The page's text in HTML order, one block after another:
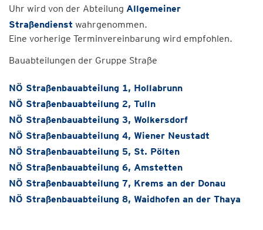
Uhr wird von der Abteilung Allgemeiner
Straßendienst wahrgenommen.
Eine vorherige Terminvereinbarung wird empfohlen.
Bauabteilungen der Gruppe Straße
NÖ Straßenbauabteilung 1, Hollabrunn
NÖ Straßenbauabteilung 2, Tulln
NÖ Straßenbauabteilung 3, Wolkersdorf
NÖ Straßenbauabteilung 4, Wiener Neustadt
NÖ Straßenbauabteilung 5, St. Pölten
NÖ Straßenbauabteilung 6, Amstetten
NÖ Straßenbauabteilung 7, Krems an der Donau
NÖ Straßenbauabteilung 8, Waidhofen an der Thaya